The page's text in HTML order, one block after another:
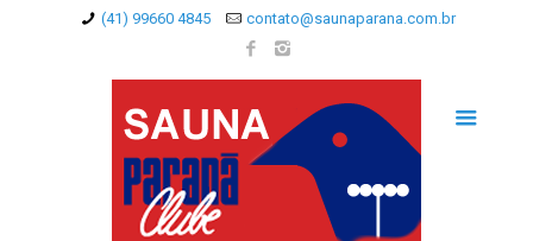
(41) 99660 4845 contato@saunaparana.com.br